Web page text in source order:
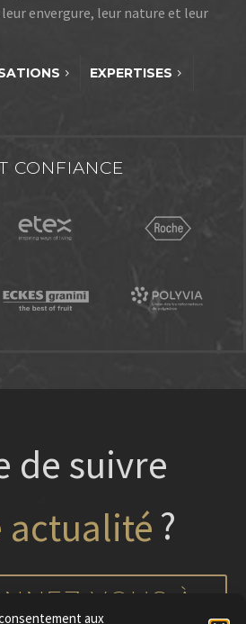
aux
envergure, leur nature et leur
EXPERTISES
CONFIANCE
de suivre
projets ?
VOUS À